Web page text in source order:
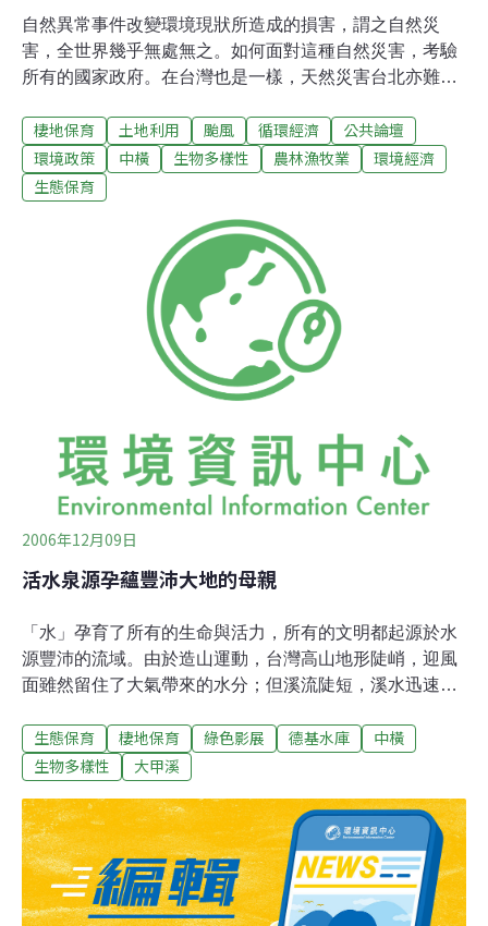
自然異常事件改變環境現狀所造成的損害，謂之自然災
害，全世界幾乎無處無之。如何面對這種自然災害，考驗
所有的國家政府。在台灣也是一樣，天然災害台北亦難倖
面積為山坡地，所以災害較為明顯，但卻無日本之甚：世
界強震區日本居其首，日本火山遍布，乃其土石流主要活
動災區。相較之下，台灣得天不薄，尚有300餘萬人賴山
區資源為生。所以，山坡地是我重要國土資源。有人怪台
灣多山才有災害；試想：台灣若像澎湖無山，則是否仍為
寶島不無可疑。又有人怪民眾之居於山區，才使政府窮於
應付救災。試想：倘三百餘萬同胞因無山區資源維生，而
下山爭食，流落平地，其社會衝擊豈是政府更容易應付？
近年適逢颱風盛行周期，中橫等山區道路不堪風雨而斷，
有司不視之為應然，於是封山、封路、撤村空山居然成為
政策。政府遇災不思解決居山弱勢同胞之困境，反欲以國
棲地保育 土地利用 颱風 循環經濟
公共論壇
環境政策
中橫 生物多樣性 農林漁牧業
環境經濟
生態保育
2006年12月09日
活水泉源――孕蘊豐沛大地的母親
「水」孕育了所有的生命與活力，所有的文明都起源於水
源豐沛的流域。由於造山運動，台灣高山地形陡峭，迎風
面雖然留住了大氣帶來的水分；但溪流陡短，溪水迅速入
暴漲，土石流氾濫成災；乾旱時，裸露的土壤涵養水分能
力不足，溪流全成了涓涓細流，因此人工水庫或天然湖
山山脈，是形狀狹長的天然高山湖泊，地理位置剛好在新
竹縣尖石鄉、桃園縣復興鄉及宜蘭縣大同鄉交界處，終年
水氣豐沛，雲霧繚繞，湖光山色宛如仙境。它的名子來自
一個淒美的愛情故事：傳說部落裡一對青梅竹馬的情侶，
男的因狩獵不慎葬身湖底，女的投湖殉情，堅貞不渝的愛
生態保育 棲地保育 綠色影展 德基水庫
中橫
生物多樣性
大甲溪